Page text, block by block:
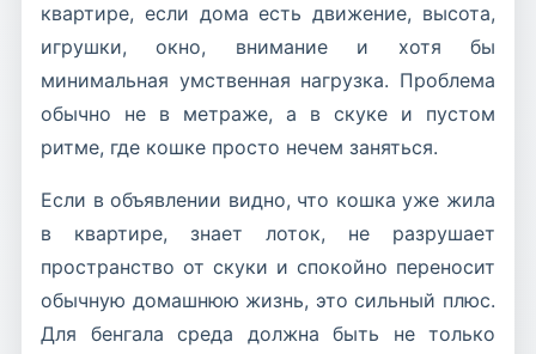
квартире, если дома есть движение, высота,
игрушки, окно, внимание и хотя бы
минимальная умственная нагрузка. Проблема
обычно не в метраже, а в скуке и пустом
ритме, где кошке просто нечем заняться.
Если в объявлении видно, что кошка уже жила
в квартире, знает лоток, не разрушает
пространство от скуки и спокойно переносит
обычную домашнюю жизнь, это сильный плюс.
Для бенгала среда должна быть не только